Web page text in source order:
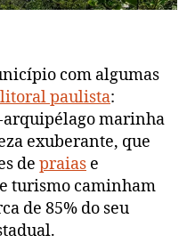
com algumas
paulista:
arquipélago marinha
exuberante, que
de praias e
turismo caminham
de 85% do seu